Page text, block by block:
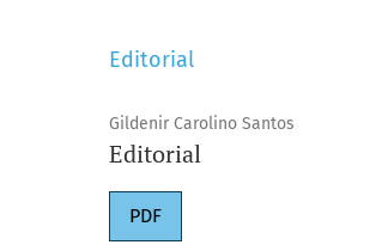
Editorial
Gildenir Carolino Santos
Editorial
PDF